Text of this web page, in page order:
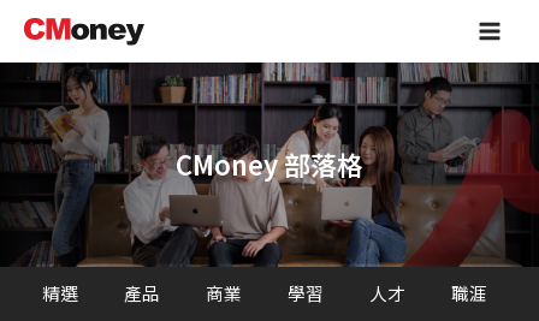
主
容
Main
CMoney 部落格
精選 產品 商業 學習 人才 職涯